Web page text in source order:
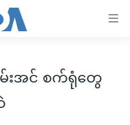
မ်းအင် စက်ရုံတွေ